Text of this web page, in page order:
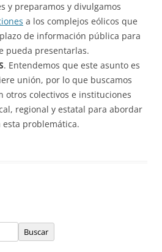
y preparamos y divulgamos
a los complejos eólicos que
de información pública para
pueda presentarlas.
. Entendemos que este asunto es
unión, por lo que buscamos
otros colectivos e instituciones
regional y estatal para abordar
problemática.
Buscar